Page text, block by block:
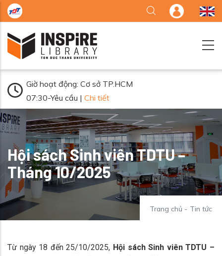
Nhảy đến nội dung
Giờ hoạt động: Cơ sở TP.HCM
07:30-Yêu cầu | Chi tiết
Hội sách Sinh viên TDTU –
Tháng 10/2025
Trang chủ - Tin tức
Từ ngày 18 đến 25/10/2025, Hội sách Sinh viên TDTU –